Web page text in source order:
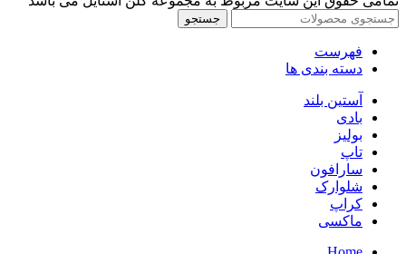
جستجو
فهرست
دسته بندی ها
آستین بلند
بادی
بولیز
تاپ
سارافون
شلوارک
کراپ
ماکسی